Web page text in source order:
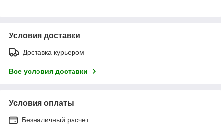
Условия доставки
Доставка курьером
Все условия доставки
Условия оплаты
Безналичный расчет